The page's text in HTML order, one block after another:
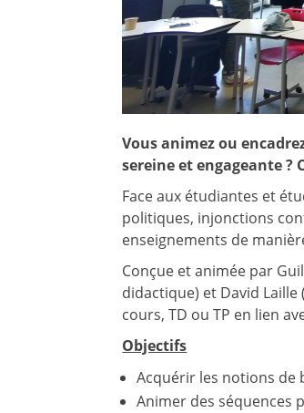
Vous animez ou
sereine et engageante
Face aux étudiantes et
politiques, injonctions
enseignements de
Conçue et animée par
didactique) et David
cours, TD ou TP en lien
Objectifs
Acquérir les notions de
Animer des séquences